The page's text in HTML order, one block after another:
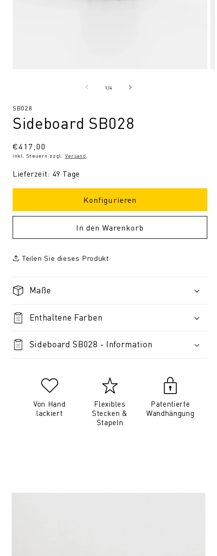
1/von
4
SKU:
SB028
Sideboard SB028
Normaler
Preis
€417,00
inkl. Steuern zzgl. Versand
Lieferzeit: 49 Tage
Konfigurieren
In den Warenkorb
Teilen Sie dieses Produkt
Maße
Enthaltene Farben
Sideboard SB028 - Information
Von Hand
lackiert
Flexibles
Stecken &
Stapeln
Patentierte
Wandhängung